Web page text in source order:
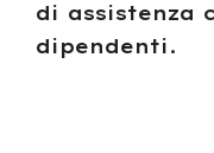
di assistenza
dipendenti.